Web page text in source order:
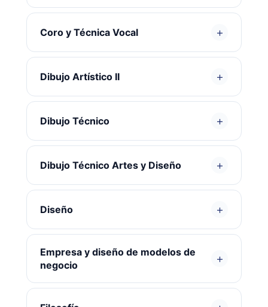
Coro y Técnica Vocal +
Dibujo Artístico II +
Dibujo Técnico +
Dibujo Técnico Artes y Diseño +
Diseño +
Empresa y diseño de modelos de
negocio
+